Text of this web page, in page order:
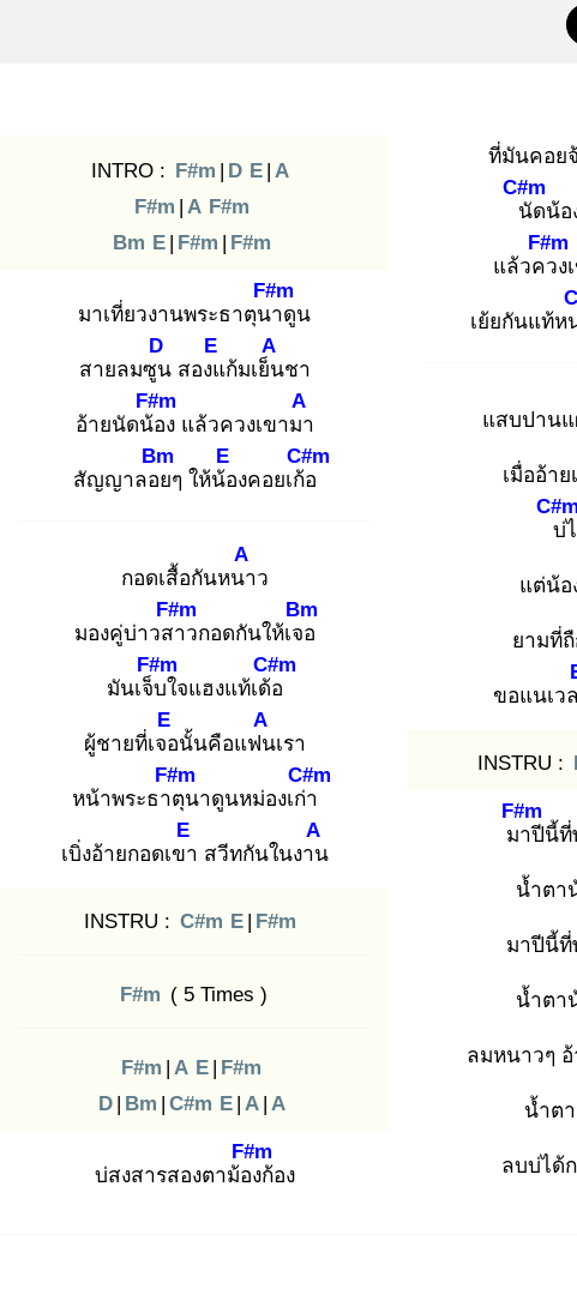
INTRO : F#m | D E | A
F#m | A F#m
Bm E | F#m | F#m
มาเที่ยวงานพระธาตุนา
F#m
ดูน
สายลมซูน
D
สองแ
E
ก้มเย็น
A
ชา
อ้ายนัดน้อ
F#m
ง แล้วควงเขามา
A
สัญญาลอย
Bm
ๆ ให้น้อ
E
งคอยเก้อ
C#m
กอดเสื้อกันหนา
A
ว
มองคู่บ่าวสา
F#m
วกอดกันให้เจอ
Bm
มันเจ็บ
F#m
ใจแฮงแท้เด้อ
C#m
ผู้ชายที่เจอ
E
นั้นคือแฟน
A
เรา
หน้าพระธาตุ
F#m
นาดูนหม่องเก่า
C#m
เบิ่งอ้ายกอดเขา
E
สวีทกันในงาน
A
INSTRU : C#m E | F#m
F#m ( 5 Times )
F#m | A E | F#m
D | Bm | C#m E | A | A
บ่สงสารสองตาม้อง
F#m
ก้อง
ที่มันคอย
นั
C#m
ดน้อ
แล้วคว
F#m
ง
เย้ยกันแท้ห
แสบปาน
เมื่ออ้า
บ่
C#m
แต่น้อ
ยามที่
ขอแนเว
INSTRU :
มา
F#m
ปีนี้ที่
น้ำตา
มาปีนี้ที่
น้ำตา
ลมหนาวๆ อ้
น้ำต
ลบบ่ได้